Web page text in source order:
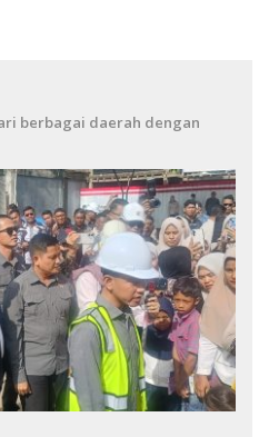
berbagai daerah dengan